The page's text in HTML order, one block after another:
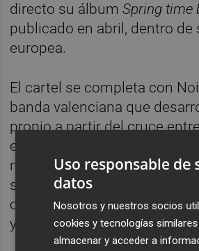
directo su álbumSpring time
publicado en abril, dentro de
europea.
El cartel se completa con
banda valenciana que
propio a partir del cruce
experimentación sonora.
marcada por la mezcla de
space rock, math rock o
construye paisajes sonoros
y en constante
Uso responsable de
datos
Nosotros y nuestros socios
cookies y tecnologías
almacenar y acceder a